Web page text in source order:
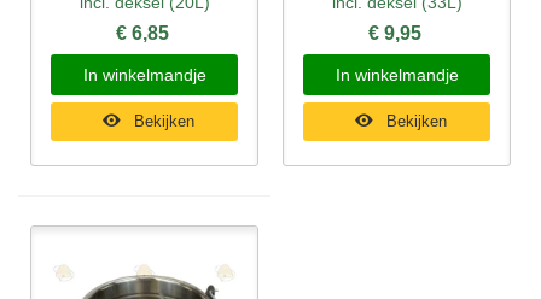
€ 6,85
In winkelmandje
Bekijken
€ 9,95
In winkelmandje
Bekijken